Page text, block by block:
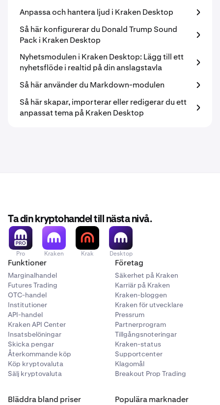
Anpassa och hantera ljud i Kraken Desktop
Så här konfigurerar du Donald Trump Sound
Pack i Kraken Desktop
Nyhetsmodulen i Kraken Desktop: Lägg till ett
nyhetsflöde i realtid på din anslagstavla
Så här använder du Markdown-modulen
Så här skapar, importerar eller redigerar du ett
anpassat tema på Kraken Desktop
Ta din kryptohandel till nästa nivå.
Pro Kraken Krak Desktop
Funktioner
Marginalhandel
Futures Trading
OTC-handel
Institutioner
API-handel
Kraken API Center
Insatsbelöningar
Skicka pengar
Återkommande köp
Köp kryptovaluta
Sälj kryptovaluta
Företag
Säkerhet på Kraken
Karriär på Kraken
Kraken-bloggen
Kraken för utvecklare
Pressrum
Partnerprogram
Tillgångsnoteringar
Kraken-status
Supportcenter
Klagomål
Breakout Prop Trading
Bläddra bland priser Populära marknader